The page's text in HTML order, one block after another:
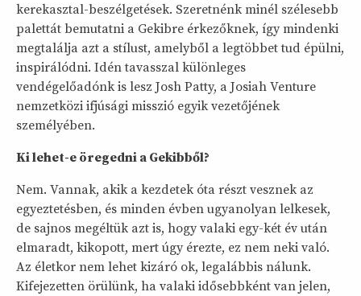
kerekasztal-beszélgetések. Szeretnénk minél szélesebb
palettát bemutatni a Gekibre érkezőknek, így mindenki
megtalálja azt a stílust, amelyből a legtöbbet tud épülni,
inspirálódni. Idén tavasszal különleges
vendégelőadónk is lesz Josh Patty, a Josiah Venture
nemzetközi ifjúsági misszió egyik vezetőjének
személyében.
Ki lehet-e öregedni a Gekibből?
Nem. Vannak, akik a kezdetek óta részt vesznek az
egyeztetésben, és minden évben ugyanolyan lelkesek,
de sajnos megéltük azt is, hogy valaki egy-két év után
elmaradt, kikopott, mert úgy érezte, ez nem neki való.
Az életkor nem lehet kizáró ok, legalábbis nálunk.
Kifejezetten örülünk, ha valaki idősebbként van jelen,